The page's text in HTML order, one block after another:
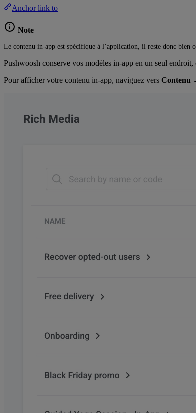
Anchor link to
Note
Le contenu in-app est spécifique à l’application, il reste donc bien
Pushwoosh conserve vos modèles in-app en un seul
Pour afficher votre contenu in-app, naviguez vers Contenu